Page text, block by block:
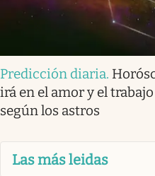
Predicción diaria.
irá en el amor y el
según los astros
Las más leidas